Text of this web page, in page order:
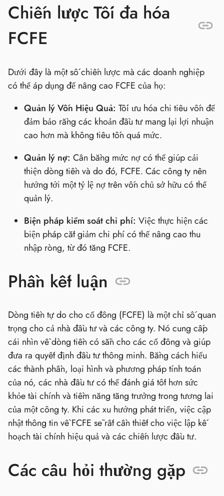
Chiến lược Tối đa hóa
FCFE
Dưới đây là một số chiến lược mà các doanh nghiệp
có thể áp dụng để nâng cao FCFE của họ:
Quản lý Vốn Hiệu Quả: Tối ưu hóa chi tiêu vốn để
đảm bảo rằng các khoản đầu tư mang lại lợi nhuận
cao hơn mà không tiêu tốn quá mức.
Quản lý nợ: Cân bằng mức nợ có thể giúp cải
thiện dòng tiền và do đó, FCFE. Các công ty nên
hướng tới một tỷ lệ nợ trên vốn chủ sở hữu có thể
quản lý.
Biện pháp kiểm soát chi phí: Việc thực hiện các
biện pháp cắt giảm chi phí có thể nâng cao thu
nhập ròng, từ đó tăng FCFE.
Phần kết luận
Dòng tiền tự do cho cổ đông (FCFE) là một chỉ số quan
trọng cho cả nhà đầu tư và các công ty. Nó cung cấp
cái nhìn về dòng tiền có sẵn cho các cổ đông và giúp
đưa ra quyết định đầu tư thông minh. Bằng cách hiểu
các thành phần, loại hình và phương pháp tính toán
của nó, các nhà đầu tư có thể đánh giá tốt hơn sức
khỏe tài chính và tiềm năng tăng trưởng trong tương lai
của một công ty. Khi các xu hướng phát triển, việc cập
nhật thông tin về FCFE sẽ rất cần thiết cho việc lập kế
hoạch tài chính hiệu quả và các chiến lược đầu tư.
Các câu hỏi thường gặp